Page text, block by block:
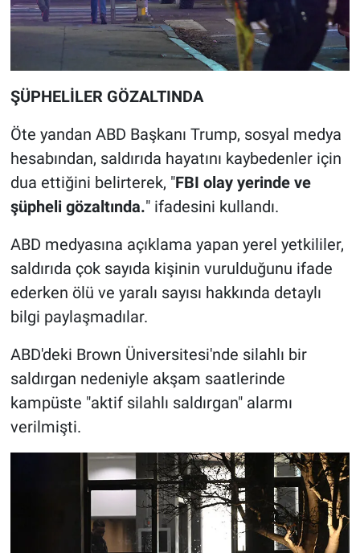
ŞÜPHELİLER GÖZALTINDA
Öte yandan ABD Başkanı Trump, sosyal medya
hesabından, saldırıda hayatını kaybedenler için
dua ettiğini belirterek, "FBI olay yerinde ve
şüpheli gözaltında." ifadesini kullandı.
ABD medyasına açıklama yapan yerel yetkililer,
saldırıda çok sayıda kişinin vurulduğunu ifade
ederken ölü ve yaralı sayısı hakkında detaylı
bilgi paylaşmadılar.
ABD'deki Brown Üniversitesi'nde silahlı bir
saldırgan nedeniyle akşam saatlerinde
kampüste "aktif silahlı saldırgan" alarmı
verilmişti.